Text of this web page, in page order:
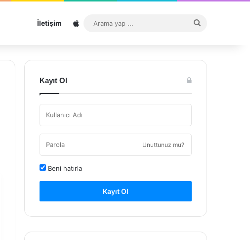
İletişim Sitemap
...
Kayıt Ol
Unuttunuz mu?
Beni hatırla
Kayıt Ol